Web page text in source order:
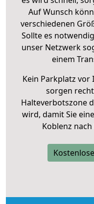
Auf Wunsch
verschiedenen
Sollte es
unser Netzwerk
einem
Kein Parkplatz vor
sorgen
Halteverbotszone
wird, damit Sie
Koblenz nach